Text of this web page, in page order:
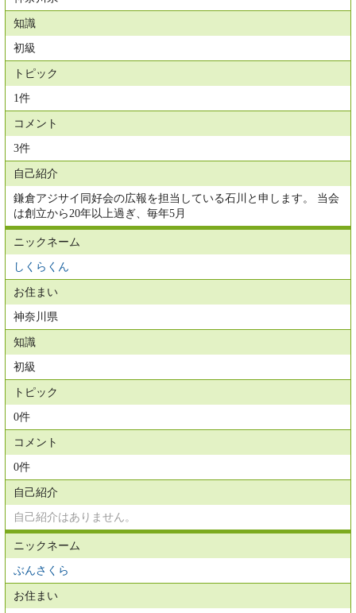
知識
初級
トピック
1件
コメント
3件
自己紹介
鎌倉アジサイ同好会の広報を担当している石川と申します。 当会
は創立から20年以上過ぎ、毎年5月
ニックネーム
しくらくん
お住まい
神奈川県
知識
初級
トピック
0件
コメント
0件
自己紹介
自己紹介はありません。
ニックネーム
ぶんさくら
お住まい